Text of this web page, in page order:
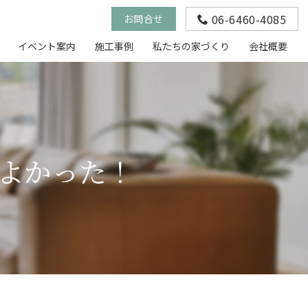
かった！
イベント案内 施工事例 私たちの家づくり 会社概要
お問合せ 06-6460-4085